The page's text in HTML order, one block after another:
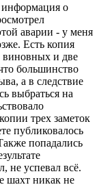
информация о
аварии - у меня
Есть копия
виновных и две
большинство
а в следствие
выбраться на
трех заметок
публиковалось
попадались
не успевал всё.
шахт никак не